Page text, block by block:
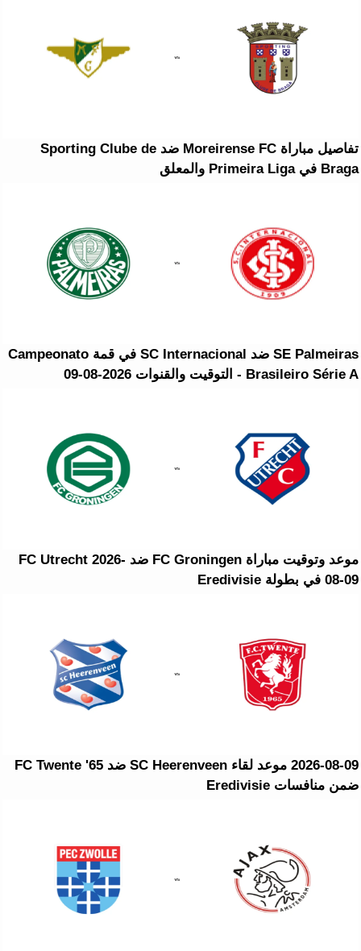
تفاصيل مباراة Moreirense FC ضد Sporting Clube de
Braga في Primeira Liga والمعلق
SE Palmeiras ضد SC Internacional في قمة Campeonato
Brasileiro Série A - التوقيت والقنوات 2026-08-09
موعد وتوقيت مباراة FC Groningen ضد FC Utrecht 2026-
08-09 في بطولة Eredivisie
2026-08-09 موعد لقاء SC Heerenveen ضد FC Twente '65
ضمن منافسات Eredivisie